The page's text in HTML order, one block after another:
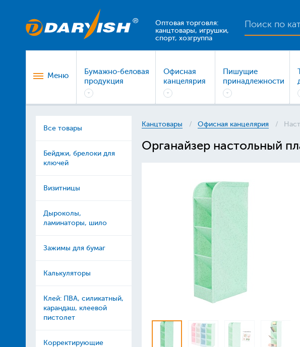
Оптовая торговля:
канцтовары, игрушки,
спорт, хозгруппа
Меню
Бумажно-беловая
продукция
Офисная
канцелярия
Пишущие
принадлежности
Все товары
Бейджи, брелоки для
ключей
Визитницы
Дыроколы,
ламинаторы, шило
Зажимы для бумаг
Калькуляторы
Клей: ПВА, силикатный,
карандаш, клеевой
пистолет
Корректирующие
Канцтовары Офисная канцелярия
Органайзер настольный